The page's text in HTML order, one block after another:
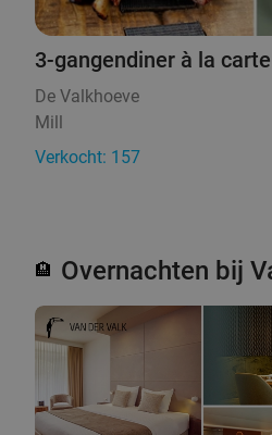
3-gangendiner à la carte
De Valkhoeve
Mill
Verkocht: 157
🏨 Overnachten bij